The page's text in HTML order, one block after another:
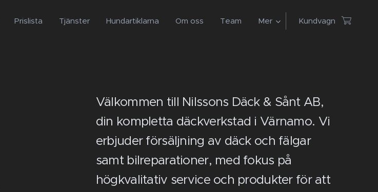
Prislista Tjänster Hundartiklarna Om oss Team Mer Kundvagn
Välkommen till Nilssons Däck & Sånt AB,
din kompletta däckverkstad i Värnamo. Vi
erbjuder försäljning av däck och fälgar
samt bilreparationer, med fokus på
högkvalitativ service och produkter för att